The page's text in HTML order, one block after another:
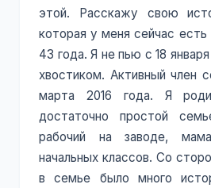
этой. Расскажу свою
которая у меня сейчас
43 года. Я не пью с 18
хвостиком. Активный член
марта 2016 года. Я
достаточно простой
рабочий на заводе,
начальных классов. Со
в семье было много